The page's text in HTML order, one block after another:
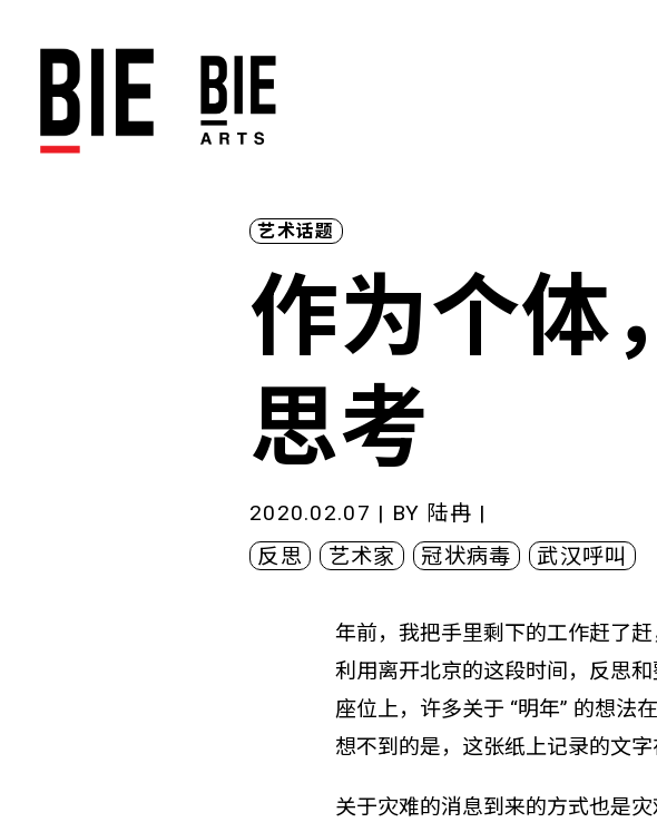
艺术话题
作为个体
思考
2020.02.07 | BY 陆冉 |
反思
艺术家 冠状病毒 武汉呼叫
年前，我把手里剩下的工作赶了
利用离开北京的这段时间，反思
座位上，许多关于 “明年” 的想法
想不到的是，这张纸上记录的文
关于灾难的消息到来的方式也是